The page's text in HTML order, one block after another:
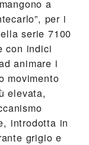
a
per i
serie 7100
con indici
animare i
movimento
elevata,
introdotta in
grigio e